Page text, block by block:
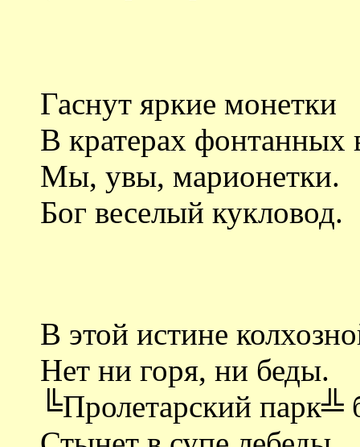
Гаснут яркие монетки
В кратерах фонтанных
Мы, увы, марионетки.
Бог веселый кукловод.
В этой истине
Нет ни горя, ни беды.
╚Пролетарский парк╩